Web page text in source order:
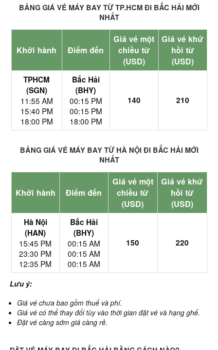
BẢNG GIÁ VÉ MÁY BAY TỪ TP.HCM ĐI BẮC HẢI MỚI
NHẤT
Khởi hành Điểm đến
Giá vé một
chiều từ
(USD)
Giá vé khứ
hồi từ
(USD)
TPHCM
(SGN)
11:55 AM
15:40 PM
18:00 PM
Bắc Hải
(BHY)
00:15 PM
00:15 PM
18:00 PM
140 210
BẢNG GIÁ VÉ MÁY BAY TỪ HÀ NỘI ĐI BẮC HẢI MỚI
NHẤT
Khởi hành Điểm đến
Giá vé một
chiều từ
(USD)
Giá vé khứ
hồi từ
(USD)
Hà Nội
(HAN)
15:45 PM
23:30 PM
12:35 PM
Bắc Hải
(BHY)
00:15 AM
00:15 AM
00:15 AM
150 220
Lưu ý:
Giá vé chưa bao gồm thuế và phí.
Giá vé có thể thay đổi tùy vào thời gian đặt vé và hạng ghế.
Đặt vé càng sớm giá càng rẻ.